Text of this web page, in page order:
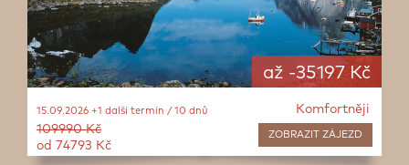
až -35197 Kč
Komfortněji
ZOBRAZIT ZÁJEZD
15.09.2026 +1 další termín / 10 dnů
109990 Kč
od 74793 Kč